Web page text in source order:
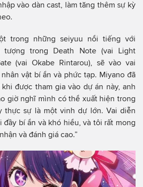
vào dàn cast, làm tăng thêm sự kỳ
trong những seiyuu nổi tiếng với
trong Death Note (vai Light
(vai Okabe Rintarou), sẽ vào vai
vật bí ẩn và phức tạp. Miyano đã
được tham gia vào dự án này, anh
giờ nghĩ mình có thể xuất hiện trong
thực sự là một vinh dự lớn. Vai diễn
đầy bí ẩn và khó hiểu, và tôi rất mong
và đánh giá cao.”